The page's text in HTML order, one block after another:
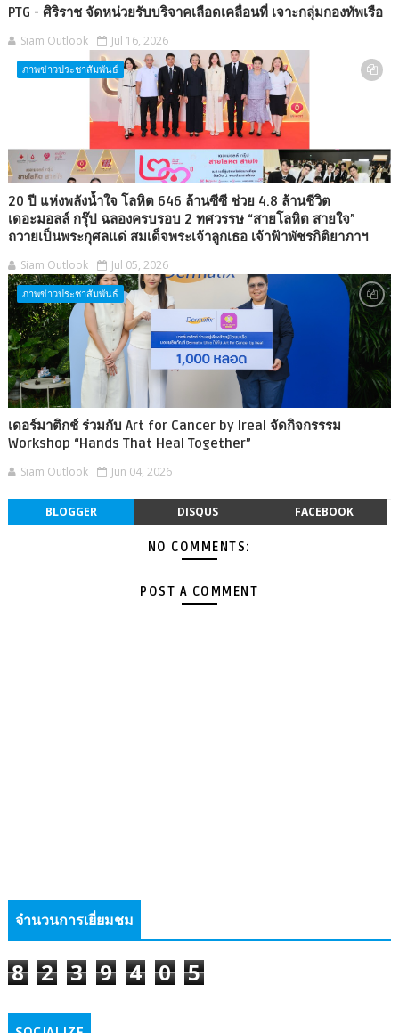
PTG - ศิริราช จัดหน่วยรับบริจาคเลือดเคลื่อนที่ เจาะกลุ่มกองทัพเรือ
Siam Outlook Jul 16, 2026
ภาพข่าวประชาสัมพันธ์
20 ปี แห่งพลังน้ำใจ โลหิต 646 ล้านซีซี ช่วย 4.8 ล้านชีวิต
เดอะมอลล์ กรุ๊ป ฉลองครบรอบ 2 ทศวรรษ “สายโลหิต สายใจ”
ถวายเป็นพระกุศลแด่ สมเด็จพระเจ้าลูกเธอ เจ้าฟ้าพัชรกิติยาภาฯ
Siam Outlook Jul 05, 2026
ภาพข่าวประชาสัมพันธ์
เดอร์มาติกช์ ร่วมกับ Art for Cancer by Ireal จัดกิจกรรรม
Workshop “Hands That Heal Together”
Siam Outlook Jun 04, 2026
BLOGGER DISQUS FACEBOOK
NO COMMENTS:
POST A COMMENT
จำนวนการเยี่ยมชม
8 2 3 9 4 0 5